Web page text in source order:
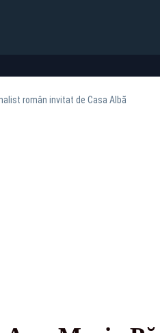
român invitat de Casa Albă